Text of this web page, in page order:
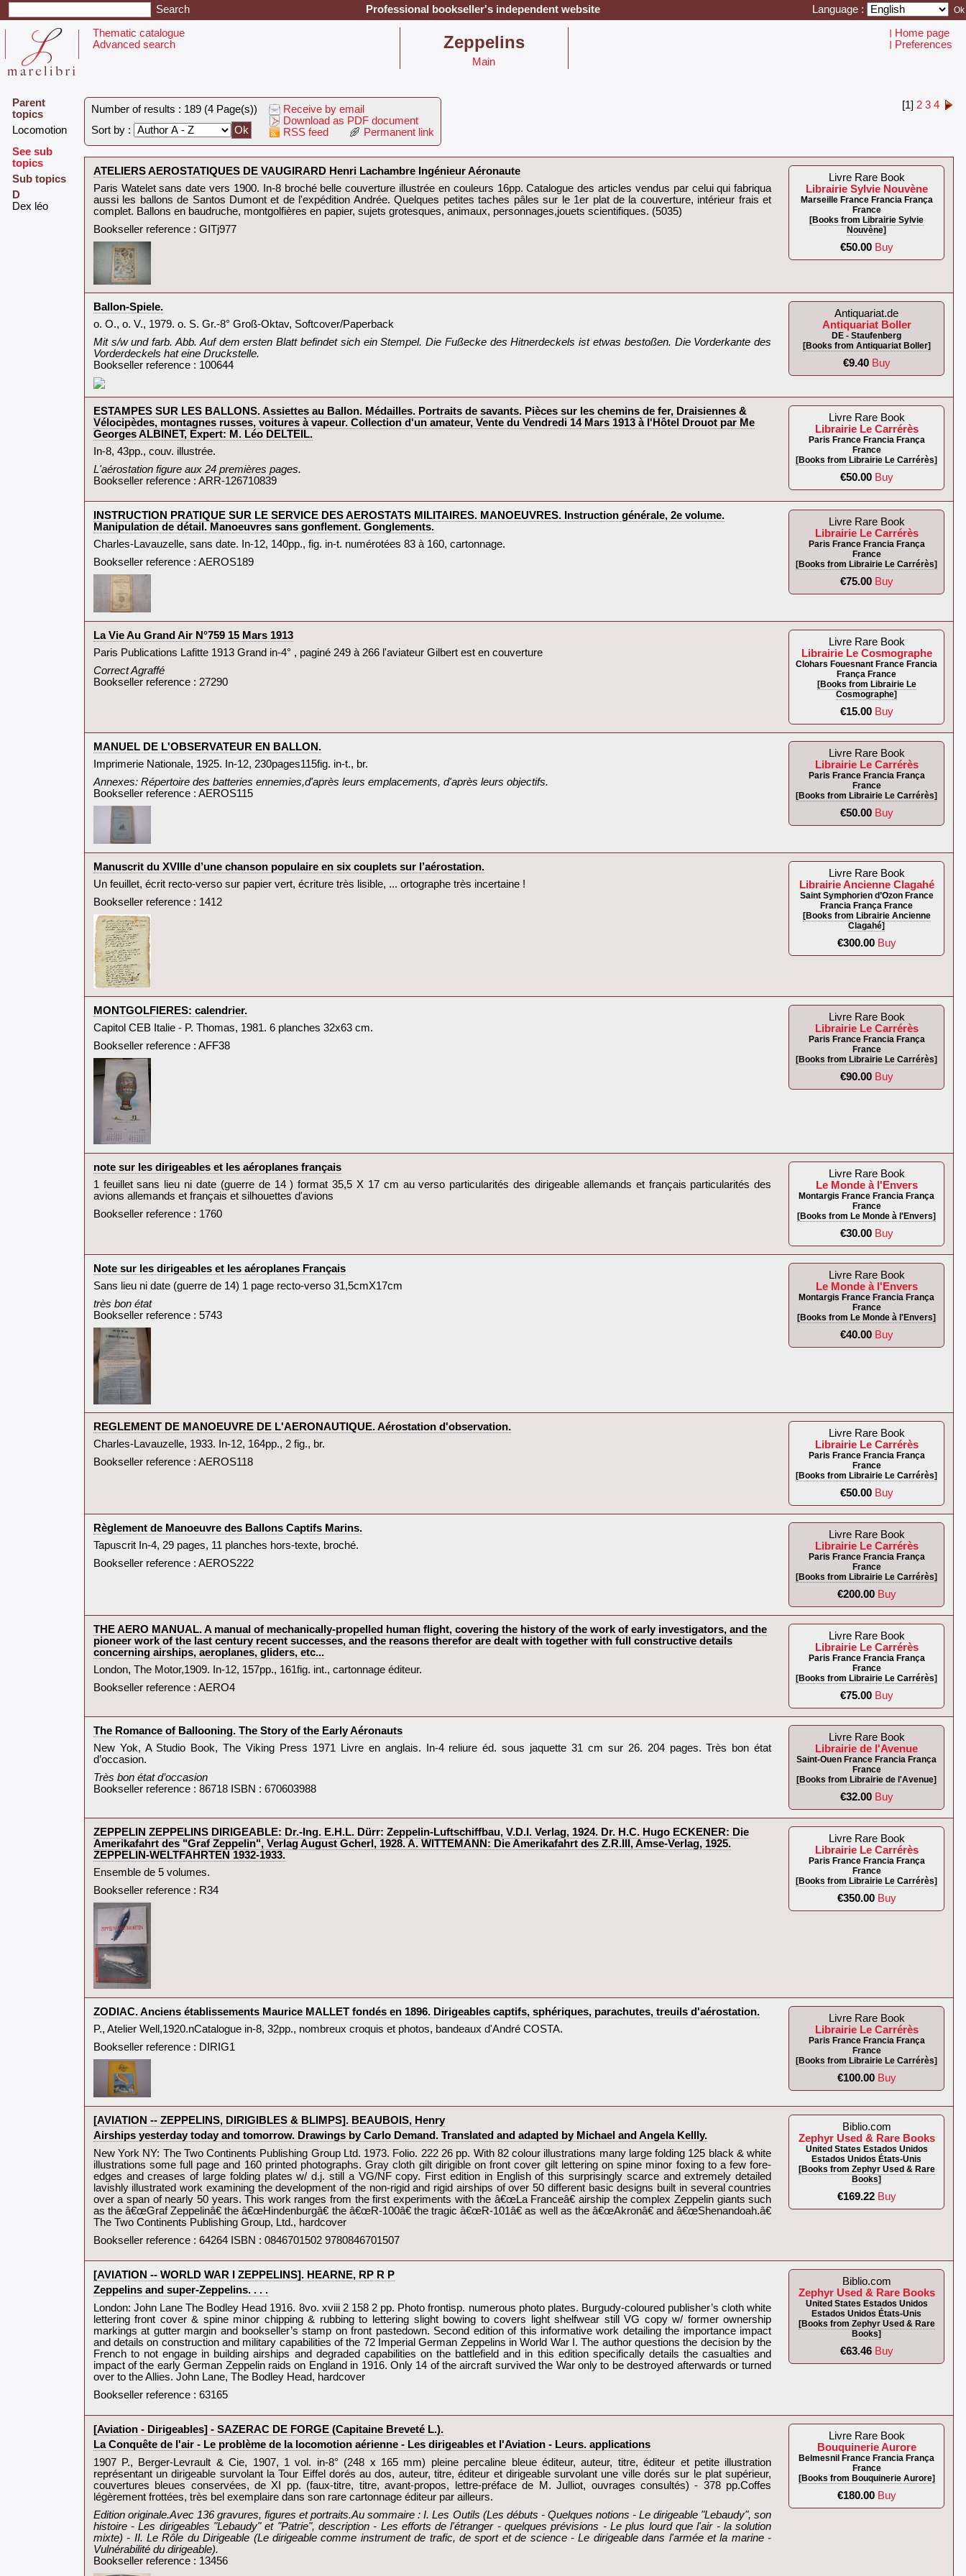
Professional bookseller's independent website Language :
Thematic catalogue
Advanced search
‎Zeppelins‎
Main
Home page
Preferences
Parent
topics
‎Locomotion‎
See sub
topics
Sub topics
D
‎Dex léo‎
Number of results : 189 (4 Page(s))
Sort by :
Receive by email
Download as PDF document
RSS feed
Permanent link
[1] 2 3 4
‎ATELIERS AEROSTATIQUES DE VAUGIRARD Henri Lachambre Ingénieur Aéronaute‎
‎Paris Watelet sans date vers 1900. In-8 broché belle couverture illustrée en couleurs 16pp. Catalogue des articles vendus par celui qui fabriqua
aussi les ballons de Santos Dumont et de l'expédition Andrée. Quelques petites taches pâles sur le 1er plat de la couverture, intérieur frais et
complet. Ballons en baudruche, montgolfières en papier, sujets grotesques, animaux, personnages,jouets scientifiques. (5035)‎
Bookseller reference : GITj977
Livre Rare Book
Librairie Sylvie Nouvène
Marseille France Francia França
France
[Books from Librairie Sylvie
Nouvène]
€50.00 Buy
‎Ballon-Spiele.‎
‎o. O., o. V., 1979. o. S. Gr.-8° Groß-Oktav, Softcover/Paperback‎
‎Mit s/w und farb. Abb. Auf dem ersten Blatt befindet sich ein Stempel. Die Fußecke des Hitnerdeckels ist etwas bestoßen. Die Vorderkante des
Vorderdeckels hat eine Druckstelle.‎
Bookseller reference : 100644
Antiquariat.de
Antiquariat Boller
DE - Staufenberg
[Books from Antiquariat Boller]
€9.40 Buy
‎ESTAMPES SUR LES BALLONS. Assiettes au Ballon. Médailles. Portraits de savants. Pièces sur les chemins de fer, Draisiennes &
Vélocipèdes, montagnes russes, voitures à vapeur. Collection d'un amateur, Vente du Vendredi 14 Mars 1913 à l'Hôtel Drouot par Me
Georges ALBINET, Expert: M. Léo DELTEIL.‎
‎In-8, 43pp., couv. illustrée.‎
‎L'aérostation figure aux 24 premières pages.‎
Bookseller reference : ARR-126710839
Livre Rare Book
Librairie Le Carrérès
Paris France Francia França
France
[Books from Librairie Le Carrérès]
€50.00 Buy
‎INSTRUCTION PRATIQUE SUR LE SERVICE DES AEROSTATS MILITAIRES. MANOEUVRES. Instruction générale, 2e volume.
Manipulation de détail. Manoeuvres sans gonflement. Gonglements.‎
‎Charles-Lavauzelle, sans date. In-12, 140pp., fig. in-t. numérotées 83 à 160, cartonnage.‎
Bookseller reference : AEROS189
Livre Rare Book
Librairie Le Carrérès
Paris France Francia França
France
[Books from Librairie Le Carrérès]
€75.00 Buy
‎La Vie Au Grand Air N°759 15 Mars 1913‎
‎Paris Publications Lafitte 1913 Grand in-4° , paginé 249 à 266 l'aviateur Gilbert est en couverture‎
‎Correct Agraffé‎
Bookseller reference : 27290
Livre Rare Book
Librairie Le Cosmographe
Clohars Fouesnant France Francia
França France
[Books from Librairie Le
Cosmographe]
€15.00 Buy
‎MANUEL DE L'OBSERVATEUR EN BALLON.‎
‎Imprimerie Nationale, 1925. In-12, 230pages115fig. in-t., br.‎
‎Annexes: Répertoire des batteries ennemies,d'après leurs emplacements, d'après leurs objectifs.‎
Bookseller reference : AEROS115
Livre Rare Book
Librairie Le Carrérès
Paris France Francia França
France
[Books from Librairie Le Carrérès]
€50.00 Buy
‎Manuscrit du XVIIIe d’une chanson populaire en six couplets sur l’aérostation.‎
‎Un feuillet, écrit recto-verso sur papier vert, écriture très lisible, ... ortographe très incertaine !‎
Bookseller reference : 1412
Livre Rare Book
Librairie Ancienne Clagahé
Saint Symphorien d’Ozon France
Francia França France
[Books from Librairie Ancienne
Clagahé]
€300.00 Buy
‎MONTGOLFIERES: calendrier.‎
‎Capitol CEB Italie - P. Thomas, 1981. 6 planches 32x63 cm.‎
Bookseller reference : AFF38
Livre Rare Book
Librairie Le Carrérès
Paris France Francia França
France
[Books from Librairie Le Carrérès]
€90.00 Buy
‎note sur les dirigeables et les aéroplanes français‎
‎1 feuillet sans lieu ni date (guerre de 14 ) format 35,5 X 17 cm au verso particularités des dirigeable allemands et français particularités des
avions allemands et français et silhouettes d'avions‎
Bookseller reference : 1760
Livre Rare Book
Le Monde à l'Envers
Montargis France Francia França
France
[Books from Le Monde à l'Envers]
€30.00 Buy
‎Note sur les dirigeables et les aéroplanes Français‎
‎Sans lieu ni date (guerre de 14) 1 page recto-verso 31,5cmX17cm‎
‎très bon état‎
Bookseller reference : 5743
Livre Rare Book
Le Monde à l'Envers
Montargis France Francia França
France
[Books from Le Monde à l'Envers]
€40.00 Buy
‎REGLEMENT DE MANOEUVRE DE L'AERONAUTIQUE. Aérostation d'observation.‎
‎Charles-Lavauzelle, 1933. In-12, 164pp., 2 fig., br.‎
Bookseller reference : AEROS118
Livre Rare Book
Librairie Le Carrérès
Paris France Francia França
France
[Books from Librairie Le Carrérès]
€50.00 Buy
‎Règlement de Manoeuvre des Ballons Captifs Marins.‎
‎Tapuscrit In-4, 29 pages, 11 planches hors-texte, broché.‎
Bookseller reference : AEROS222
Livre Rare Book
Librairie Le Carrérès
Paris France Francia França
France
[Books from Librairie Le Carrérès]
€200.00 Buy
‎THE AERO MANUAL. A manual of mechanically-propelled human flight, covering the history of the work of early investigators, and the
pioneer work of the last century recent successes, and the reasons therefor are dealt with together with full constructive details
concerning airships, aeroplanes, gliders, etc...‎
‎London, The Motor,1909. In-12, 157pp., 161fig. int., cartonnage éditeur.‎
Bookseller reference : AERO4
Livre Rare Book
Librairie Le Carrérès
Paris France Francia França
France
[Books from Librairie Le Carrérès]
€75.00 Buy
‎The Romance of Ballooning. The Story of the Early Aéronauts‎
‎New Yok, A Studio Book, The Viking Press 1971 Livre en anglais. In-4 reliure éd. sous jaquette 31 cm sur 26. 204 pages. Très bon état
d’occasion.‎
‎Très bon état d’occasion‎
Bookseller reference : 86718 ISBN : 670603988
Livre Rare Book
Librairie de l'Avenue
Saint-Ouen France Francia França
France
[Books from Librairie de l'Avenue]
€32.00 Buy
‎ZEPPELIN ZEPPELINS DIRIGEABLE: Dr.-Ing. E.H.L. Dürr: Zeppelin-Luftschiffbau, V.D.I. Verlag, 1924. Dr. H.C. Hugo ECKENER: Die
Amerikafahrt des "Graf Zeppelin", Verlag August Gcherl, 1928. A. WITTEMANN: Die Amerikafahrt des Z.R.III, Amse-Verlag, 1925.
ZEPPELIN-WELTFAHRTEN 1932-1933.‎
‎Ensemble de 5 volumes.‎
Bookseller reference : R34
Livre Rare Book
Librairie Le Carrérès
Paris France Francia França
France
[Books from Librairie Le Carrérès]
€350.00 Buy
‎ZODIAC. Anciens établissements Maurice MALLET fondés en 1896. Dirigeables captifs, sphériques, parachutes, treuils d'aérostation.‎
‎P., Atelier Well,1920.nCatalogue in-8, 32pp., nombreux croquis et photos, bandeaux d'André COSTA.‎
Bookseller reference : DIRIG1
Livre Rare Book
Librairie Le Carrérès
Paris France Francia França
France
[Books from Librairie Le Carrérès]
€100.00 Buy
‎[AVIATION -- ZEPPELINS, DIRIGIBLES & BLIMPS]. BEAUBOIS, Henry‎
‎Airships yesterday today and tomorrow. Drawings by Carlo Demand. Translated and adapted by Michael and Angela Kellly.‎
‎New York NY: The Two Continents Publishing Group Ltd. 1973. Folio. 222 26 pp. With 82 colour illustrations many large folding 125 black & white
illustrations some full page and 160 printed photographs. Gray cloth gilt dirigible on front cover gilt lettering on spine minor foxing to a few fore-
edges and creases of large folding plates w/ d.j. still a VG/NF copy. First edition in English of this surprisingly scarce and extremely detailed
lavishly illustrated work examining the development of the non-rigid and rigid airships of over 50 different basic designs built in several countries
over a span of nearly 50 years. This work ranges from the first experiments with the â€œLa Franceâ€ airship the complex Zeppelin giants such
as the â€œGraf Zeppelinâ€ the â€œHindenburgâ€ the â€œR-100â€ the tragic â€œR-101â€ as well as the â€œAkronâ€ and â€œShenandoah.â€
The Two Continents Publishing Group, Ltd., hardcover‎
Bookseller reference : 64264 ISBN : 0846701502 9780846701507
Biblio.com
Zephyr Used & Rare Books
United States Estados Unidos
Estados Unidos États-Unis
[Books from Zephyr Used & Rare
Books]
€169.22 Buy
‎[AVIATION -- WORLD WAR I ZEPPELINS]. HEARNE, RP R P‎
‎Zeppelins and super-Zeppelins. . . .‎
‎London: John Lane The Bodley Head 1916. 8vo. xviii 2 158 2 pp. Photo frontisp. numerous photo plates. Burgudy-coloured publisher’s cloth white
lettering front cover & spine minor chipping & rubbing to lettering slight bowing to covers light shelfwear still VG copy w/ former ownership
markings at gutter margin and bookseller’s stamp on front pastedown. Second edition of this informative work detailing the importance impact
and details on construction and military capabilities of the 72 Imperial German Zeppelins in World War I. The author questions the decision by the
French to not engage in building airships and degraded capabilities on the battlefield and in this edition specifically details the casualties and
impact of the early German Zeppelin raids on England in 1916. Only 14 of the aircraft survived the War only to be destroyed afterwards or turned
over to the Allies. John Lane, The Bodley Head, hardcover‎
Bookseller reference : 63165
Biblio.com
Zephyr Used & Rare Books
United States Estados Unidos
Estados Unidos États-Unis
[Books from Zephyr Used & Rare
Books]
€63.46 Buy
‎[Aviation - Dirigeables] - SAZERAC DE FORGE (Capitaine Breveté L.).‎
‎La Conquête de l'air - Le problème de la locomotion aérienne - Les dirigeables et l'Aviation - Leurs. applications‎
‎1907 P., Berger-Levrault & Cie, 1907, 1 vol. in-8° (248 x 165 mm) pleine percaline bleue éditeur, auteur, titre, éditeur et petite illustration
représentant un dirigeable survolant la Tour Eiffel dorés au dos, auteur, titre, éditeur et dirigeable survolant une ville dorés sur le plat supérieur,
couvertures bleues conservées, de XI pp. (faux-titre, titre, avant-propos, lettre-préface de M. Julliot, ouvrages consultés) - 378 pp.Coffes
légèrement frottées, très bel exemplaire dans son rare cartonnage éditeur par ailleurs.‎
‎Edition originale.Avec 136 gravures, figures et portraits.Au sommaire : I. Les Outils (Les débuts - Quelques notions - Le dirigeable "Lebaudy", son
histoire - Les dirigeables "Lebaudy" et "Patrie", description - Les efforts de l'étranger - quelques prévisions - Le plus lourd que l'air - la solution
mixte) - II. Le Rôle du Dirigeable (Le dirigeable comme instrument de trafic, de sport et de science - Le dirigeable dans l'armée et la marine -
Vulnérabilité du dirigeable).‎
Bookseller reference : 13456
Livre Rare Book
Bouquinerie Aurore
Belmesnil France Francia França
France
[Books from Bouquinerie Aurore]
€180.00 Buy